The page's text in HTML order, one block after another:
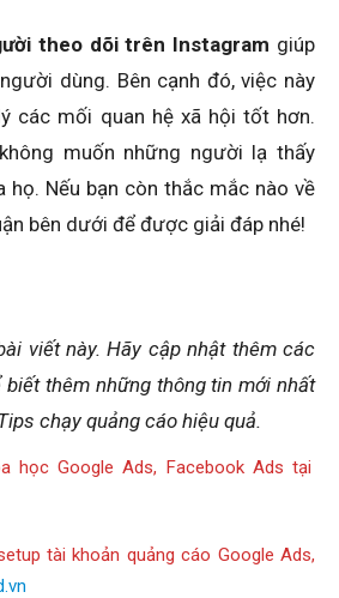
theo dõi trên Instagram giúp
dùng. Bên cạnh đó, việc này
các mối quan hệ xã hội tốt hơn.
muốn những người lạ thấy
họ. Nếu bạn còn thắc mắc nào về
bên dưới để được giải đáp nhé!
viết này. Hãy cập nhật thêm các
thêm những thông tin mới nhất
chạy quảng cáo hiệu quả.
học Google Ads, Facebook Ads tại
tài khoản quảng cáo Google Ads,